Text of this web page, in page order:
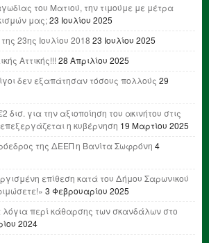
του Ματιού, την τιμούμε με μέτρα
μας;23 Ιουλίου 2025
23ης Ιουλίου 2018 23 Ιουλίου 2025
Αττικής!!! 28 Απριλίου 2025
δεν εξαπάτησαν τόσους πολλούς 29
δισ. για την αξιοποίηση του ακινήτου στις
η κυβέρνηση 19 Μαρτίου 2025
της ΔΕΕΠ η Βανίτα Σωφρόνη 4
επίθεση κατά του Δήμου Σαρωνικού
3 Φεβρουαρίου 2025
περί κάθαρσης των σκανδάλων στο
2024